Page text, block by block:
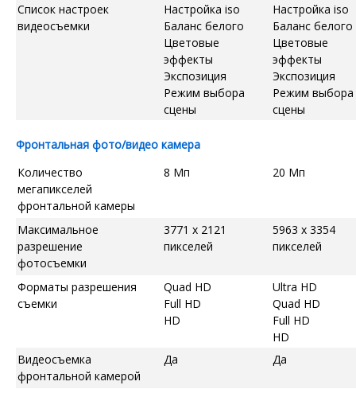
Список настроек
видеосъемки
Настройка iso
Баланс белого
Цветовые
эффекты
Экспозиция
Режим выбора
сцены
Настройка iso
Баланс белого
Цветовые
эффекты
Экспозиция
Режим выбора
сцены
Фронтальная фото/видео камера
Количество
мегапикселей
фронтальной камеры
8 Мп 20 Мп
Максимальное
разрешение
фотосъемки
3771 x 2121
пикселей
5963 x 3354
пикселей
Форматы разрешения
съемки
Quad HD
Full HD
HD
Ultra HD
Quad HD
Full HD
HD
Видеосъемка
фронтальной камерой
Да Да